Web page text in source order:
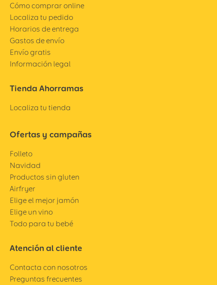
Cómo comprar online
Localiza tu pedido
Horarios de entrega
Gastos de envío
Envío gratis
Información legal
Tienda Ahorramas
Localiza tu tienda
Ofertas y campañas
Folleto
Navidad
Productos sin gluten
Airfryer
Elige el mejor jamón
Elige un vino
Todo para tu bebé
Atención al cliente
Contacta con nosotros
Preguntas frecuentes